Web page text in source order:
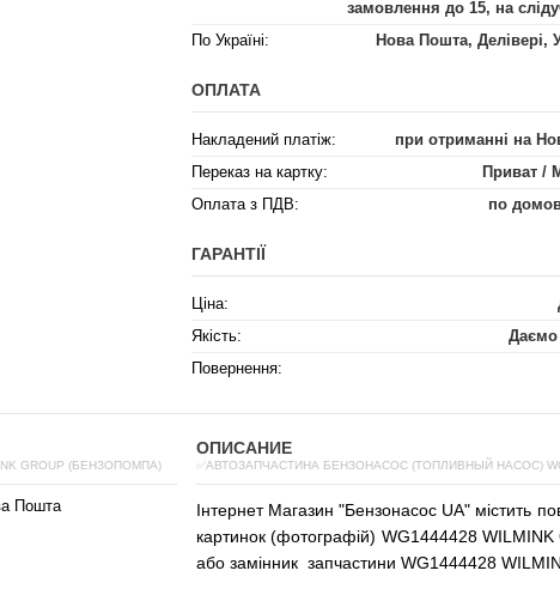
замовлення до 15, на
По Україні:
Нова Пошта, Делівері,
ОПЛАТА
Накладений платіж:
при отриманні на
Переказ на картку:
Приват /
Оплата з ПДВ:
по
ГАРАНТІЇ
Ціна:
Якість:
Даємо
Повернення:
GROUP (БЕНЗОПОМПА)
Пошта
ОПИСАНИЕ
✅АВТОЗАПЧАСТИНА БЕНЗОНАСОС (ТОПЛИВНЫЙ НАСОС)
Інтернет Магазин "Бензонасос UA" містить
картинок (фотографій) WG1444428 WILMINK
або замінник запчастини WG1444428